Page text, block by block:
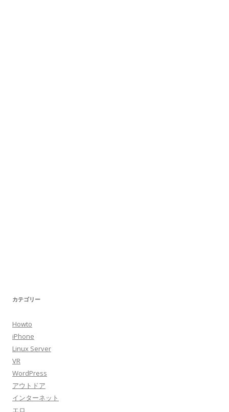
カテゴリー
Howto
iPhone
Linux Server
VR
WordPress
アウトドア
インターネット
エロ